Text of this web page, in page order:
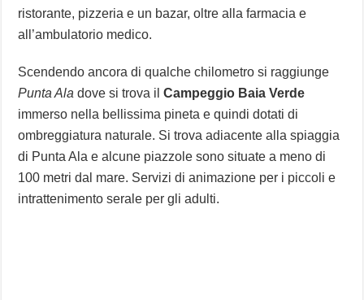
ristorante, pizzeria e un bazar, oltre alla farmacia e
all’ambulatorio medico.
Scendendo ancora di qualche chilometro si raggiunge
Punta Ala dove si trova ilCampeggio Baia Verde
immerso nella bellissima pineta e quindi dotati di
ombreggiatura naturale. Si trova adiacente alla spiaggia
di Punta Ala e alcune piazzole sono situate a meno di
100 metri dal mare. Servizi di animazione per i piccoli e
intrattenimento serale per gli adulti.